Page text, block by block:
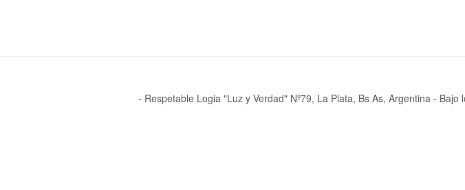
- Respetable Logia "Luz y Verdad" Nº79, La Plata, Bs As, Argentina -